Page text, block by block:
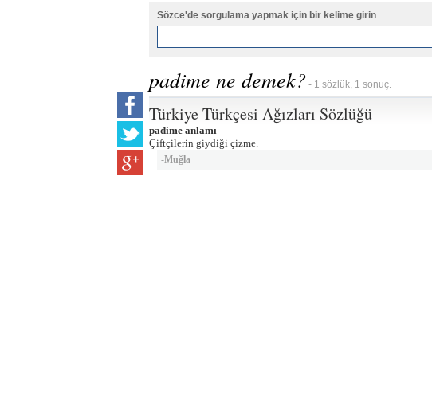
Sözce'de sorgulama yapmak için bir kelime girin
padime ne demek? - 1 sözlük, 1 sonuç.
Türkiye Türkçesi Ağızları Sözlüğü
padime anlamı
Çiftçilerin giydiği çizme.
-Muğla